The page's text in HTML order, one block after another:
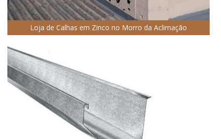
Loja de Calhas em Zinco no Morro da Aclimação